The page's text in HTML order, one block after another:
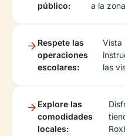
público:
a la
Respete las
operaciones
escolares:
Vista
las
Explore las
comodidades
locales: